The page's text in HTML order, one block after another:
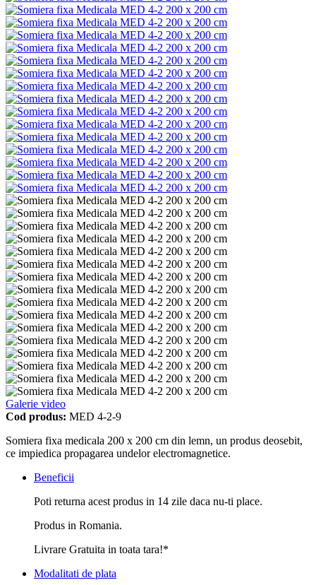
Galerie video
Cod produs: MED 4-2-9
Somiera fixa medicala 200 x 200 cm din lemn, un produs deosebit,
ce impiedica propagarea undelor electromagnetice.
Beneficii
Poti returna acest produs in 14 zile daca nu-ti place.
Produs in Romania.
Livrare Gratuita in toata tara!*
Modalitati de plata